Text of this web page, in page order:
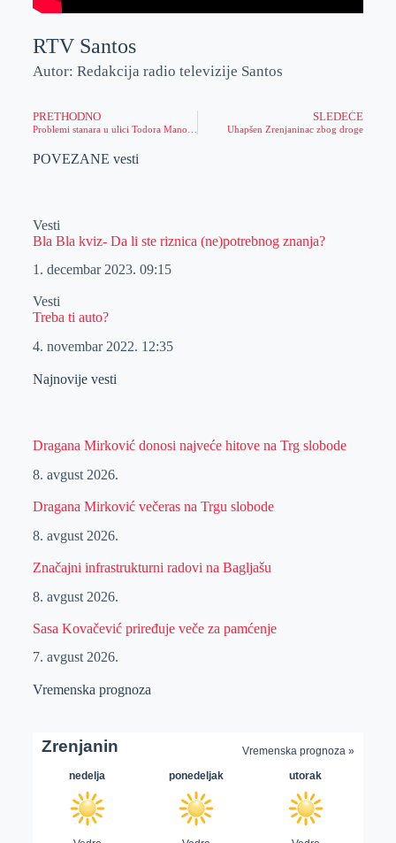
RTV Santos
Autor: Redakcija radio televizije Santos
PRETHODNO SLEDEĆE
Uhapšen Zrenjaninac zbog droge
POVEZANE vesti
Vesti
Bla Bla kviz- Da li ste riznica (ne)potrebnog znanja?
1. decembar 2023. 09:15
Vesti
Treba ti auto?
4. novembar 2022. 12:35
Najnovije vesti
Dragana Mirković donosi najveće hitove na Trg slobode
8. avgust 2026.
Dragana Mirković večeras na Trgu slobode
8. avgust 2026.
Značajni infrastrukturni radovi na Bagljašu
8. avgust 2026.
Sasa Kovačević priređuje veče za pamćenje
7. avgust 2026.
Vremenska prognoza